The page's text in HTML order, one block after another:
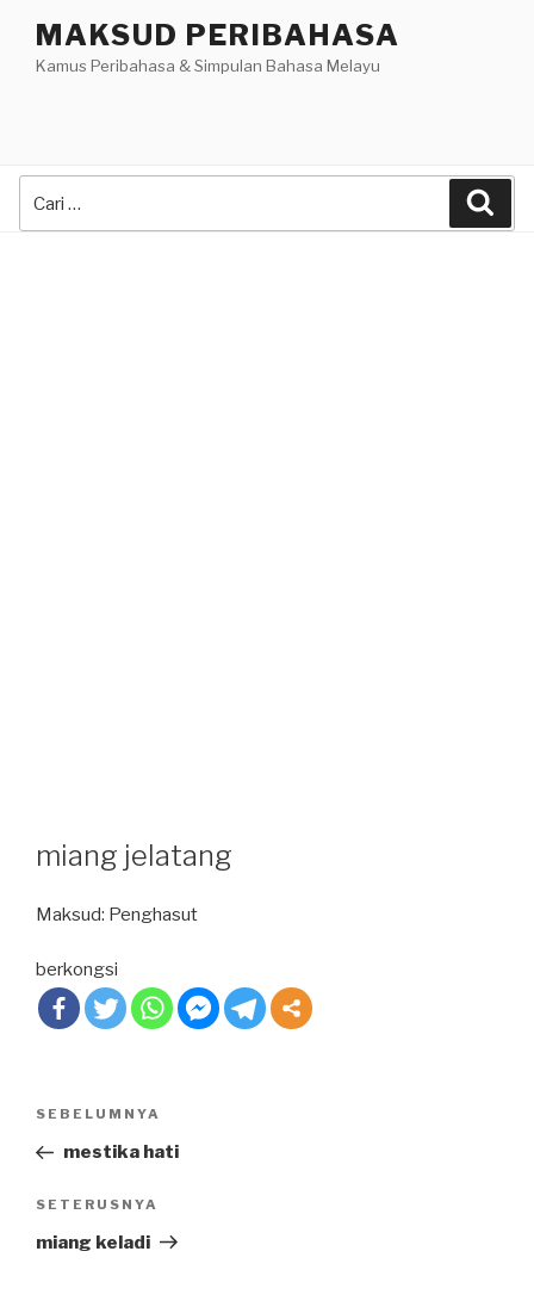
content
MAKSUD PERIBAHASA
Kamus Peribahasa & Simpulan Bahasa Melayu
miang jelatang
Maksud: Penghasut
berkongsi
Post
Previous
Post
SEBELUMNYA
mestika hati
Next
Post
SETERUSNYA
miang keladi